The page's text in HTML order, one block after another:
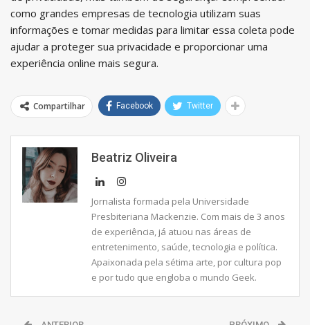
como grandes empresas de tecnologia utilizam suas
informações e tomar medidas para limitar essa coleta pode
ajudar a proteger sua privacidade e proporcionar uma
experiência online mais segura.
Compartilhar Facebook Twitter
Beatriz Oliveira
Jornalista formada pela Universidade
Presbiteriana Mackenzie. Com mais de 3 anos
de experiência, já atuou nas áreas de
entretenimento, saúde, tecnologia e política.
Apaixonada pela sétima arte, por cultura pop
e por tudo que engloba o mundo Geek.